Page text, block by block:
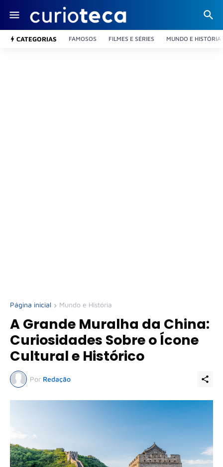
CATEGORIAS FAMOSOS FILMES E SÉRIES MUNDO E HISTÓRIA
Página inicial Mundo e História
A Grande Muralha da China:
Curiosidades Sobre o Ícone
Cultural e Histórico
Por Redação